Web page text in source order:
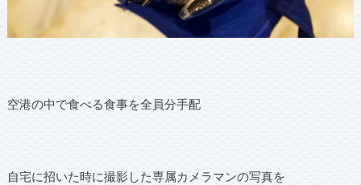
空港の中で食べる食事を全員分手配
自宅に招いた時に撮影した専属カメラマンの写真を